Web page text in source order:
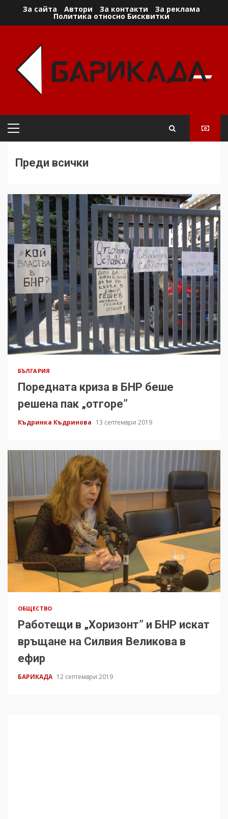
За сайта Автори За контакти За реклама
Политика относно Бисквитки
Primary
Преди всички
БЪЛГАРИЯ
Поредната криза в БНР беше
решена пак „отгоре”
Къдринка Къдринова 13 септември 2019
ОБЩЕСТВО
Работещи в „Хоризонт” и БНР искат
връщане на Силвия Великова в
ефир
БАРИКАДА 12 септември 2019